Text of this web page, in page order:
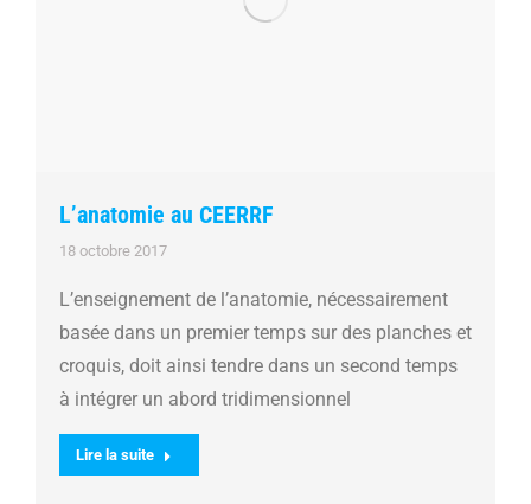
L’anatomie au CEERRF
18 octobre 2017
L’enseignement de l’anatomie, nécessairement
basée dans un premier temps sur des planches et
croquis, doit ainsi tendre dans un second temps
à intégrer un abord tridimensionnel
Lire la suite